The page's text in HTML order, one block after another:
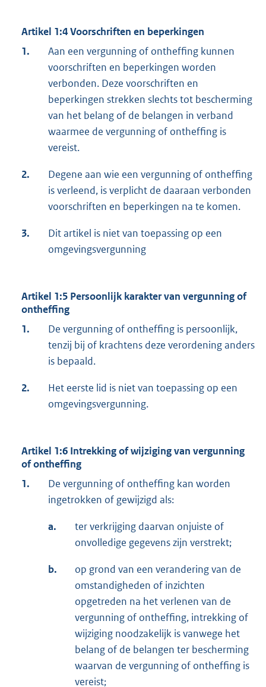
Artikel 1:4 Voorschriften en beperkingen
1.
Aan een vergunning of ontheffing kunnen
voorschriften en beperkingen worden
verbonden. Deze voorschriften en
beperkingen strekken slechts tot bescherming
van het belang of de belangen in verband
waarmee de vergunning of ontheffing is
vereist.
2.
Degene aan wie een vergunning of ontheffing
is verleend, is verplicht de daaraan verbonden
voorschriften en beperkingen na te komen.
3.
Dit artikel is niet van toepassing op een
omgevingsvergunning
Artikel 1:5 Persoonlijk karakter van vergunning of
ontheffing
1.
De vergunning of ontheffing is persoonlijk,
tenzij bij of krachtens deze verordening anders
is bepaald.
2.
Het eerste lid is niet van toepassing op een
omgevingsvergunning.
Artikel 1:6 Intrekking of wijziging van vergunning
of ontheffing
1.
De vergunning of ontheffing kan worden
ingetrokken of gewijzigd als:
a.
ter verkrijging daarvan onjuiste of
onvolledige gegevens zijn verstrekt;
b.
op grond van een verandering van de
omstandigheden of inzichten
opgetreden na het verlenen van de
vergunning of ontheffing, intrekking of
wijziging noodzakelijk is vanwege het
belang of de belangen ter bescherming
waarvan de vergunning of ontheffing is
vereist;